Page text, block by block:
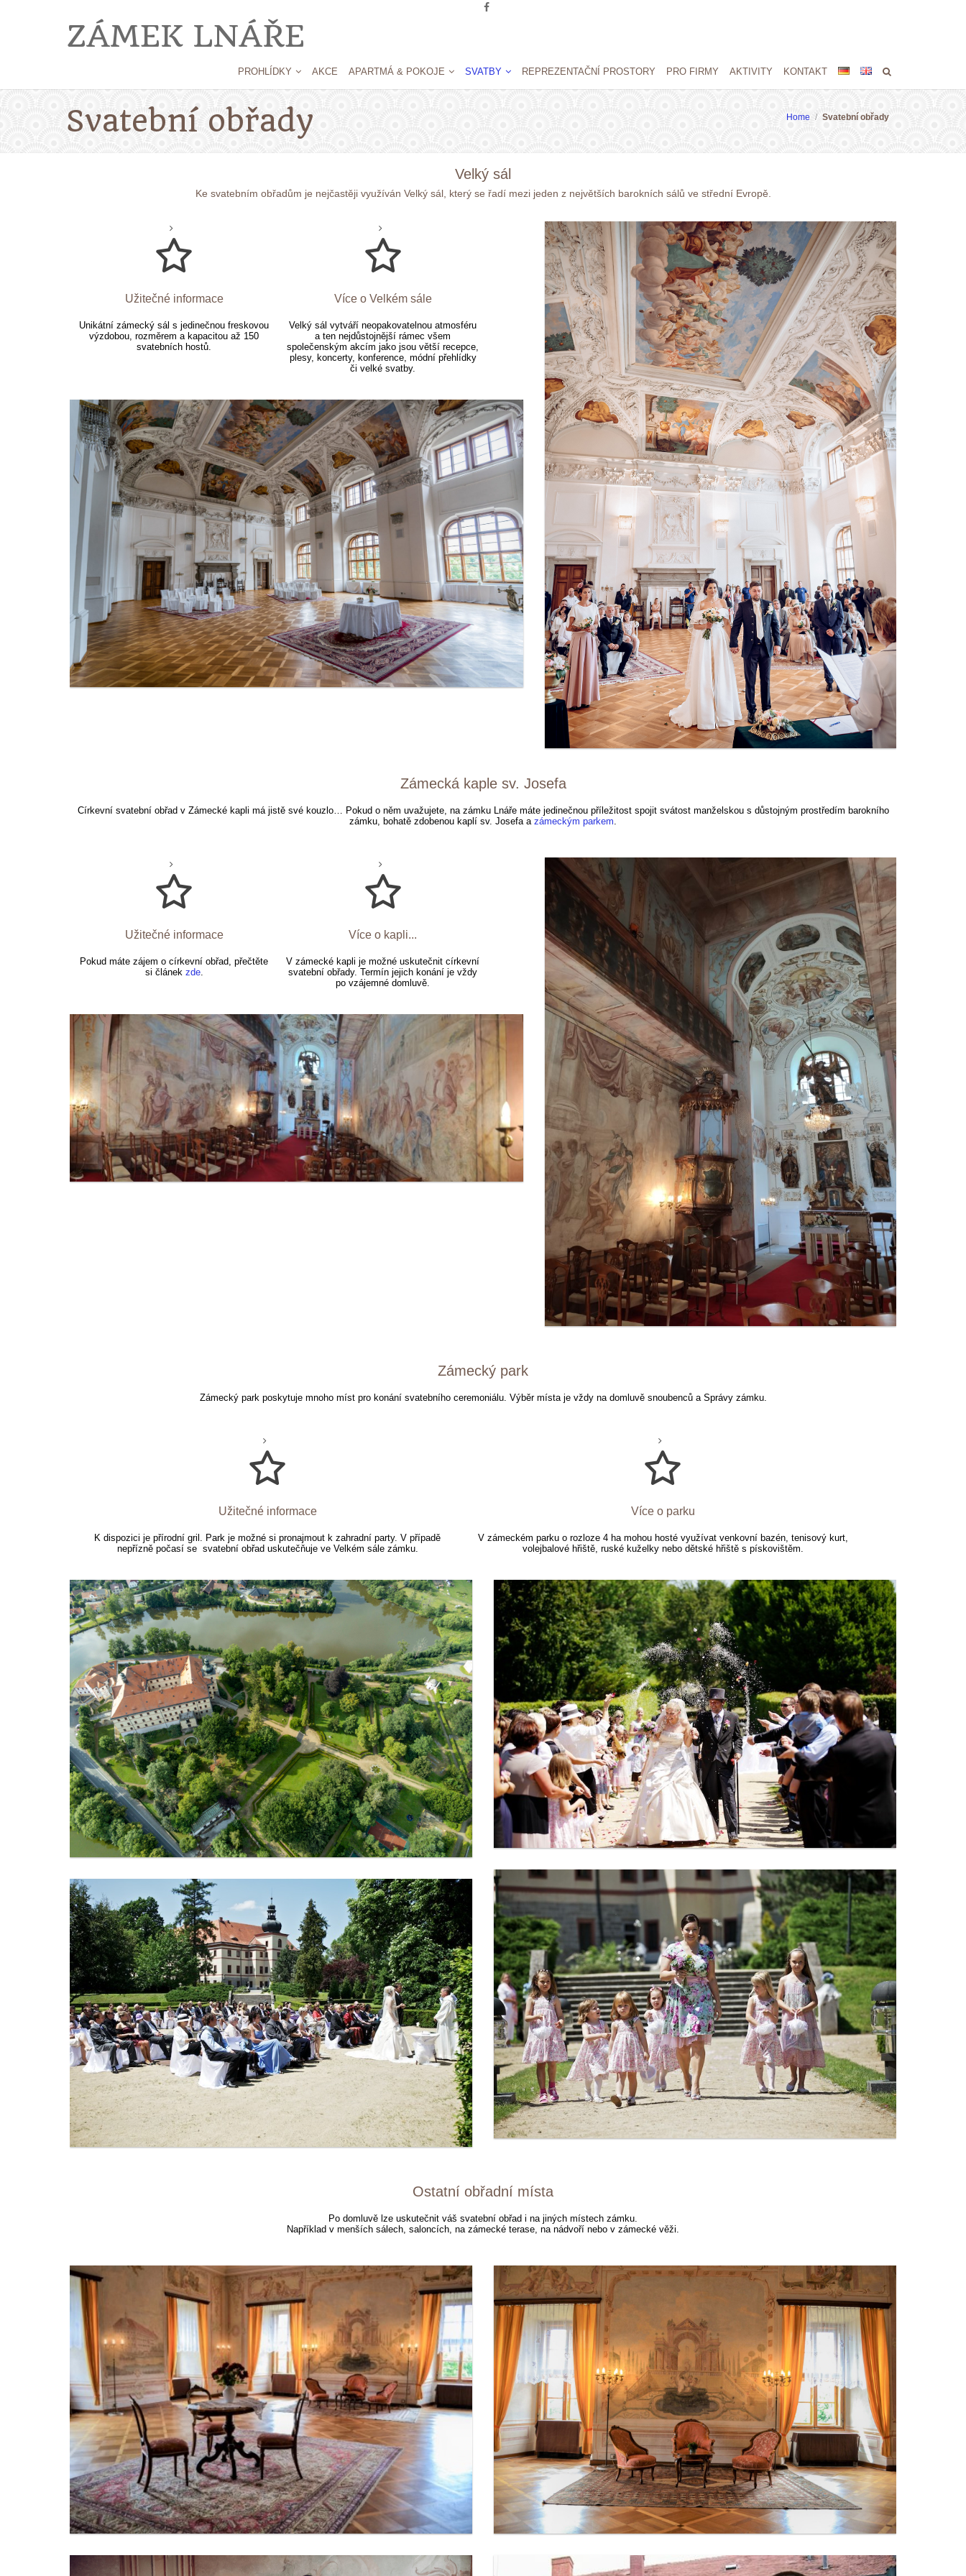
ZÁMEK LNÁŘE
PROHLÍDKY AKCE APARTMÁ & POKOJE SVATBY REPREZENTAČNÍ PROSTORY PRO FIRMY AKTIVITY KONTAKT
Home / Svatební obřady
Svatební obřady
Velký sál
Ke svatebním obřadům je nejčastěji využíván Velký sál, který se řadí mezi jeden z největších barokních sálů ve střední Evropě.
Užitečné informace
Unikátní zámecký sál s jedinečnou freskovou
výzdobou, rozměrem a kapacitou až 150
svatebních hostů.
Více o Velkém sále
Velký sál vytváří neopakovatelnou atmosféru
a ten nejdůstojnější rámec všem
společenským akcím jako jsou větší recepce,
plesy, koncerty, konference, módní přehlídky
či velké svatby.
Zámecká kaple sv. Josefa
Církevní svatební obřad v Zámecké kapli má jistě své kouzlo… Pokud o něm uvažujete, na zámku Lnáře máte jedinečnou příležitost spojit svátost manželskou s důstojným prostředím barokního
zámku, bohatě zdobenou kaplí sv. Josefa a zámeckým parkem
Užitečné informace
Pokud máte zájem o církevní obřad, přečtěte
si článek zde.
Více o kapli...
V zámecké kapli je možné uskutečnit církevní
svatební obřady. Termín jejich konání je vždy
po vzájemné domluvě.
Zámecký park
Zámecký park poskytuje mnoho míst pro konání svatebního ceremoniálu. Výběr místa je vždy na domluvě snoubenců a Správy zámku.
Užitečné informace
K dispozici je přírodní gril. Park je možné si pronajmout k zahradní party. V případě
nepřízně počasí se svatební obřad uskutečňuje ve Velkém sále zámku.
Více o parku
V zámeckém parku o rozloze 4 ha mohou hosté využívat venkovní bazén, tenisový kurt,
volejbalové hřiště, ruské kuželky nebo dětské hřiště s pískovištěm.
Ostatní obřadní místa
Po domluvě lze uskutečnit váš svatební obřad i na jiných místech zámku.
Například v menších sálech, saloncích, na zámecké terase, na nádvoří nebo v zámecké věži.